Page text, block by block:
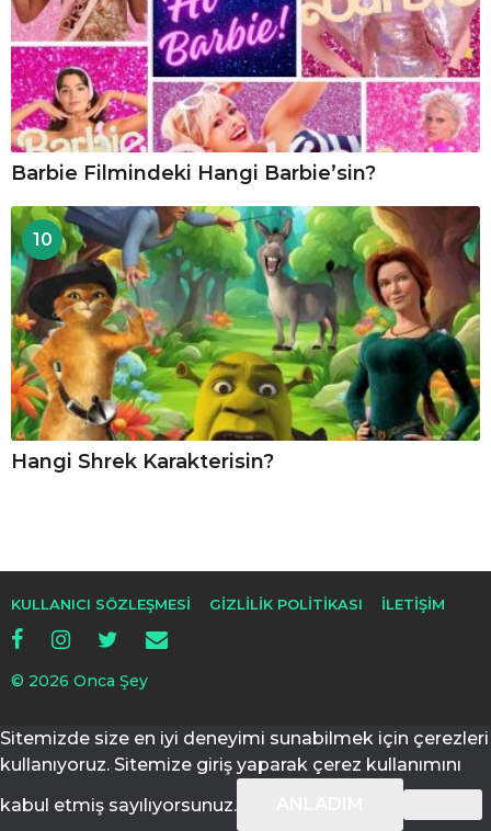
Barbie Filmindeki Hangi Barbie’sin?
10
Hangi Shrek Karakterisin?
KULLANICI SÖZLEŞMESI GIZLILIK POLITIKASI İLETIŞIM
© 2026 Onca Şey
Sitemizde size en iyi deneyimi sunabilmek için çerezleri
kullanıyoruz. Sitemize giriş yaparak çerez kullanımını
kabul etmiş sayılıyorsunuz.